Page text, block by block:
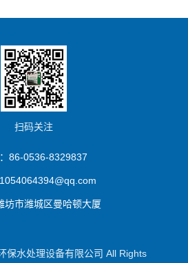
扫码关注
86-0536-8329837
坊市潍城区曼哈顿大厦
保水处理设备有限公司 All Rights